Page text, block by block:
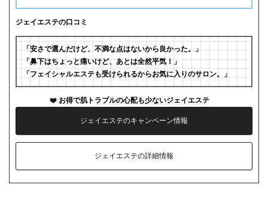
ジェイエステの口コミ
「安さで選んだけど、不満な点はないから良かった。」
「鼻下はちょっと痛いけど、あとは全然平気！」
「フェイシャルエステも受けられるからお気に入りのサロン。」
お得で肌トラブルの心配も少ないジェイエステ
ジェイエステのキャンペーン情報
ジェイエステの詳細情報